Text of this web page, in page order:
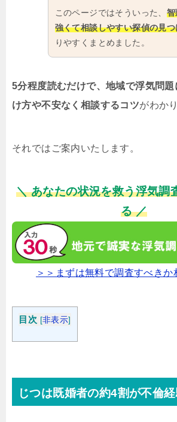
このページではそういった、 智
強くて相談しやすい探偵の見
りやすくまとめました。
5分程度読むだけで、地域で浮気問
け方や不安なく相談するコツがわか
それではご案内いたします。
＼ あなたの状況を救う浮気調
る ／
＞＞まずは無料で調査すべきか
目次 [非表示]
じつは既婚者の約4割が不倫